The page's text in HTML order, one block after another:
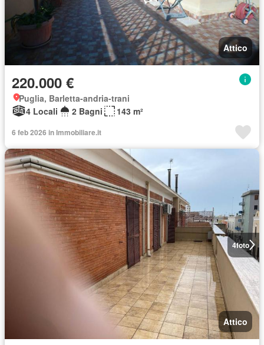
Attico
220.000 €
Puglia, Barletta-andria-trani
4 Locali
2 Bagni 143 m²
6 feb 2026 in Immobiliare.it
4foto
Attico